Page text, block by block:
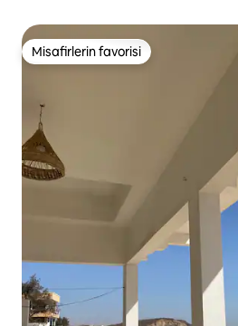
Misafirlerin favorisi
Misafirlerin favorisi